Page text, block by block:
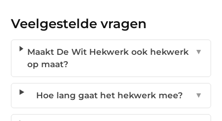
Veelgestelde vragen
Maakt De Wit Hekwerk ook hekwerk
op maat?
▼
Hoe lang gaat het hekwerk mee? ▼